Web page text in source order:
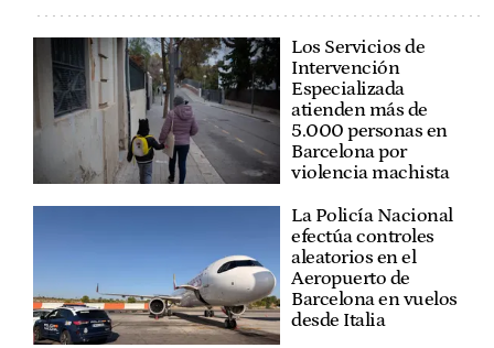
Los Servicios de
Intervención
Especializada
atienden más de
5.000 personas en
Barcelona por
violencia machista
La Policía Nacional
efectúa controles
aleatorios en el
Aeropuerto de
Barcelona en vuelos
desde Italia